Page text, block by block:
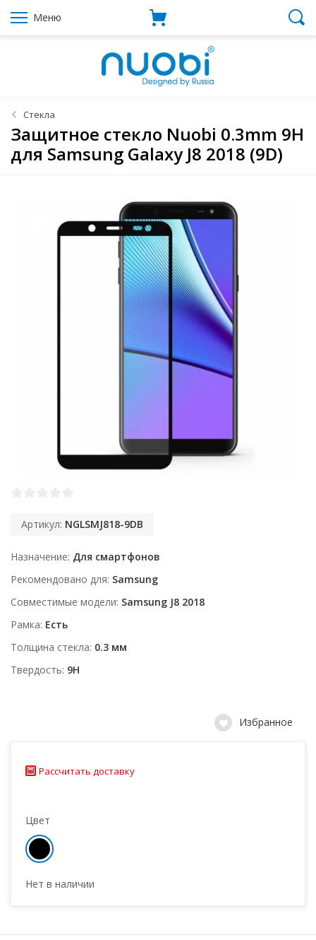
Меню
Стекла
Защитное стекло Nuobi 0.3mm 9H
для Samsung Galaxy J8 2018 (9D)
Артикул: NGLSMJ818-9DB
Назначение Для смартфонов
Рекомендовано для Samsung
Совместимые модели Samsung J8 2018
Рамка Есть
Толщина стекла 0.3 мм
Твердость 9H
Избранное
Рассчитать доставку
Цвет
Нет в наличии